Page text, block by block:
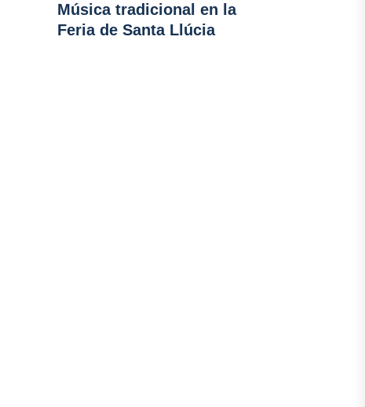
Música tradicional en la
Feria de Santa Llúcia